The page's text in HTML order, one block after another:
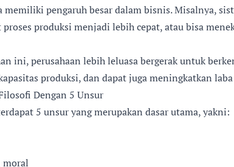
memiliki pengaruh besar dalam bisnis. Misalnya,
produksi menjadi lebih cepat, atau bisa
ini, perusahaan lebih leluasa bergerak untuk
produksi, dan dapat juga meningkatkan laba
Dengan 5 Unsur
5 unsur yang merupakan dasar utama, yakni:
moral